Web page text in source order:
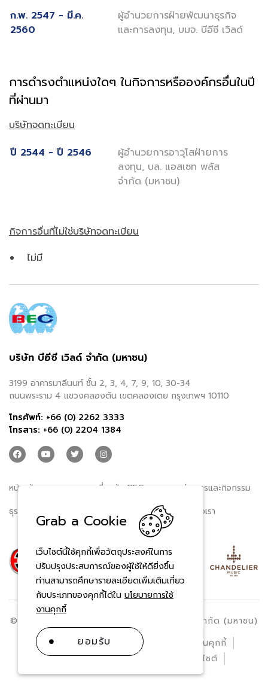
Grab a Cookie
เว็บไซต์นี้ใช้คุกกี้เพื่อวัตถุประสงค์ในการ
ปรับปรุงประสบการณ์ของผู้ใช้ให้ดียิ่งขึ้น
ท่านสามารถศึกษารายละเอียดเพิ่มเติมเกี่ยว
กับประเภทของคุกกี้ได้ใน นโยบายการใช้
งานคุกกี้
ยอมรับ
ก.พ. 2547 - มี.ค.
2560
ผู้อำนวยการฝ่ายพัฒนาธุรกิจ
และการลงทุน, บมจ. บีอีซี เวิลด์
การดำรงตำแหน่งใดๆ ในกิจการหรือองค์กรอื่นในปี
ที่ผ่านมา
บริษัทจดทะเบียน
ปี 2544 - ปี 2546
ผู้อำนวยการอาวุโสฝ่ายการ
ลงทุน, บล. แอสเซท พลัส
จำกัด (มหาชน)
กิจการอื่นที่ไม่ใช่บริษัทจดทะเบียน
ไม่มี
บริษัท บีอีซี เวิลด์ จำกัด (มหาชน)
3199 อาคารมาลีนนท์ ชั้น 2, 3, 4, 7, 9, 10, 30-34
ถนนพระราม 4 แขวงคลองตัน เขตคลองเตย กรุงเทพฯ 10110
โทรศัพท์: +66 (0) 2262 3333
โทรสาร: +66 (0) 2204 1384
หน้าหลัก
ธุรกิจของเรา
เกี่ยวกับ BEC
นักลงทุนสัมพันธ์
ข่าวสารและกิจกรรม
ติดต่อเรา
© สงวนลิขสิทธิ์ พ.ศ. 2569 บริษัท บีอีซี เวิลด์ จำกัด (มหาชน)
ข้อกำหนดและเงื่อนไข
นโยบายการใช้งานคุกกี้
ประกาศความเป็นส่วนตัว
แผนผังเว็บไซต์